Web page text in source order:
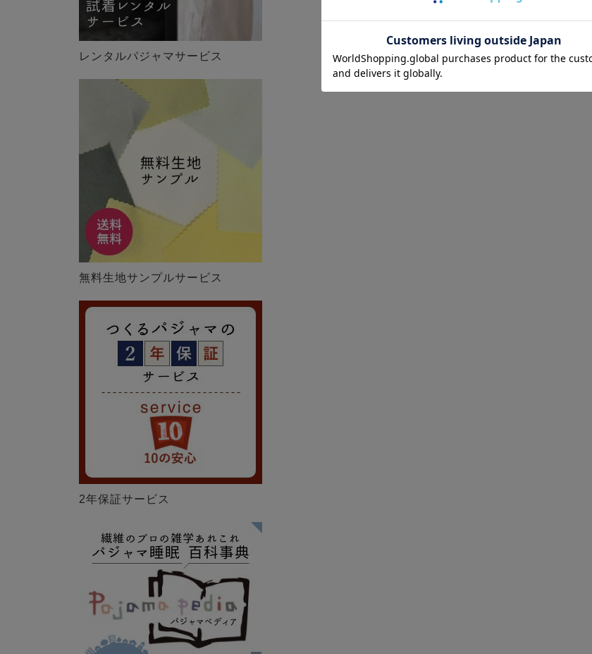
レンタルパジャマサービス
無料生地サンプルサービス
2年保証サービス